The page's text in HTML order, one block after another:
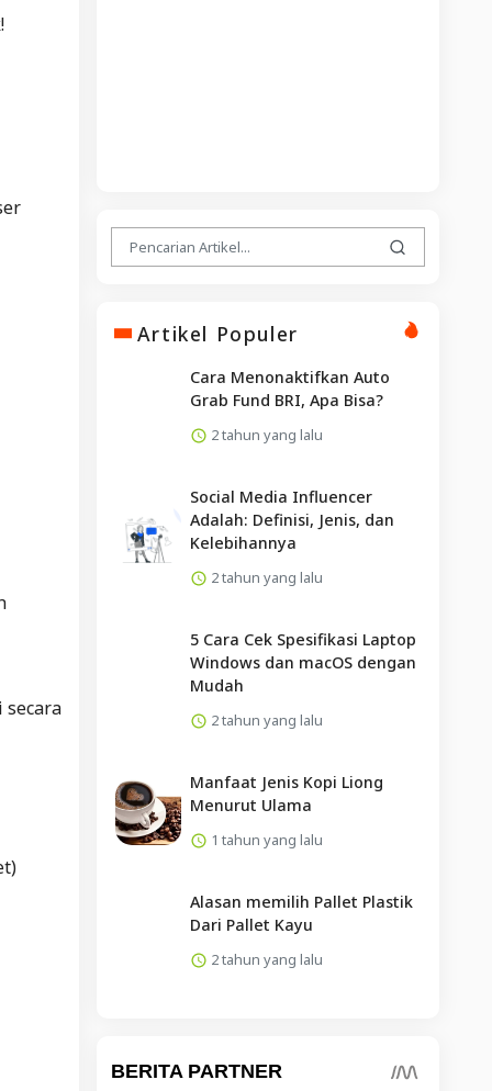
)
Artikel Populer
Cara Menonaktifkan Auto
Grab Fund BRI, Apa Bisa?
2 tahun yang lalu
Social Media Influencer
Adalah: Definisi, Jenis, dan
Kelebihannya
2 tahun yang lalu
5 Cara Cek Spesifikasi Laptop
Windows dan macOS dengan
Mudah
2 tahun yang lalu
Manfaat Jenis Kopi Liong
Menurut Ulama
1 tahun yang lalu
Alasan memilih Pallet Plastik
Dari Pallet Kayu
2 tahun yang lalu